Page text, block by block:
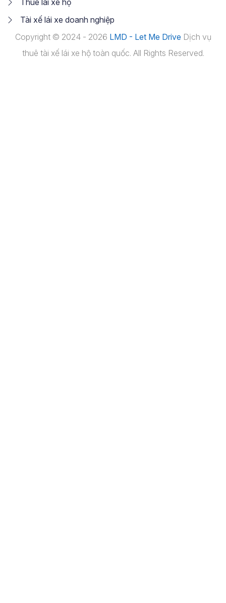
Tài xế lái xe doanh nghiệp
Copyright © 2024 - 2026 LMD - Let Me Drive Dịch vụ
thuê tài xế lái xe hộ toàn quốc. All Rights Reserved.